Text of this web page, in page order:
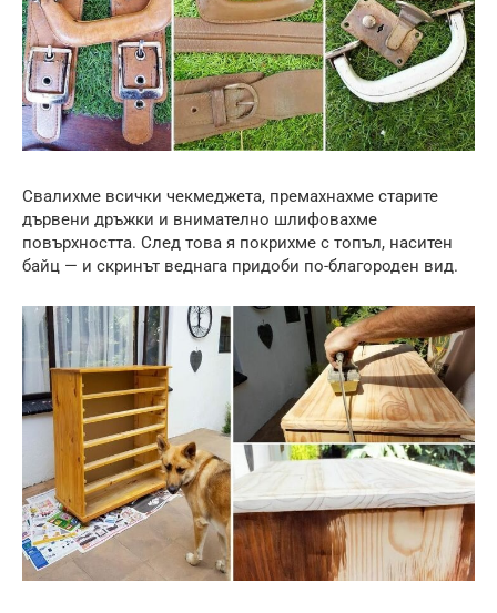
Свалихме всички чекмеджета, премахнахме старите
дървени дръжки и внимателно шлифовахме
повърхността. След това я покрихме с топъл, наситен
байц — и скринът веднага придоби по-благороден вид.